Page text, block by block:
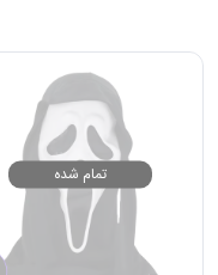
تمام شده